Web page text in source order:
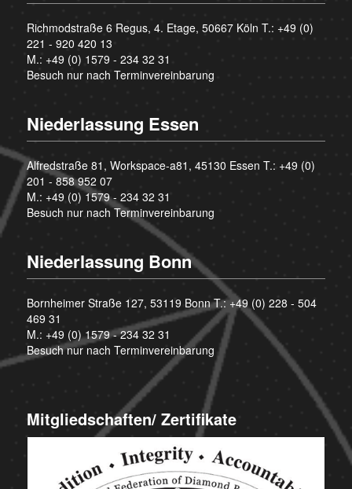
Richmodstraße 6 Regus, 4. Etage, 50667 Köln T.: +49 (0)
221 - 920 420 13
M.: +49 (0) 1579 - 234 32 31
Besuch nur nach Terminvereinbarung
Niederlassung Essen
Alfredstraße 81, Workspace-a81, 45130 Essen T.: +49 (0)
201 - 858 952 07
M.: +49 (0) 1579 - 234 32 31
Besuch nur nach Terminvereinbarung
Niederlassung Bonn
Bornheimer Straße 127, 53119 Bonn T.:+49 (0) 228 - 504
469 31
M.: +49 (0) 1579 - 234 32 31
Besuch nur nach Terminvereinbarung
Mitgliedschaften/ Zertifikate